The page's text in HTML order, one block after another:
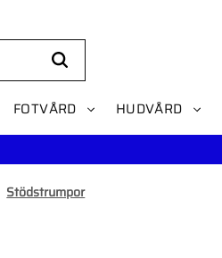
FOTVÅRD HUDVÅRD
Stödstrumpor